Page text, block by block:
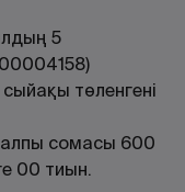
5
төленгені
сомасы 600
00 тиын.